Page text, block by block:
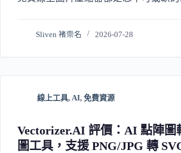
Sliven 褚崇名 2026-07-28
線上工具, AI, 免費資源
Vectorizer.AI 評價：AI 點陣圖
圖工具，支援 PNG/JPG 轉